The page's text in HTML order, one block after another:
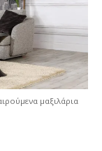
μαξιλάρια